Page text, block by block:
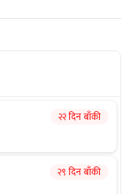
२२ दिन बाँकी
२९ दिन बाँकी